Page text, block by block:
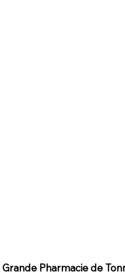
Grande Pharmacie de